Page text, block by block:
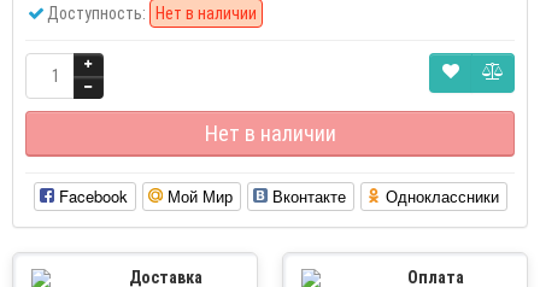
Доступность: Нет в наличии
Нет в наличии
Facebook Мой Мир Вконтакте Одноклассники
Доставка Оплата